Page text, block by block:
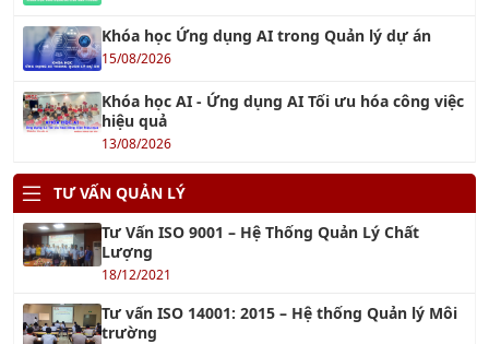
Khóa học Ứng dụng AI trong Quản lý dự án
15/08/2026
Khóa học AI - Ứng dụng AI Tối ưu hóa công việc
hiệu quả
13/08/2026
TƯ VẤN QUẢN LÝ
Tư Vấn ISO 9001 – Hệ Thống Quản Lý Chất
Lượng
18/12/2021
Tư vấn ISO 14001: 2015 – Hệ thống Quản lý Môi
trường